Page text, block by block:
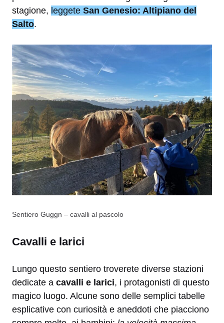
stagione, leggete San Genesio: Altipiano del
Salto.
Sentiero Guggn – cavalli al pascolo
Cavalli e larici
Lungo questo sentiero troverete diverse stazioni
dedicate a cavalli e larici, i protagonisti di questo
magico luogo. Alcune sono delle semplici tabelle
esplicative con curiosità e aneddoti che piacciono